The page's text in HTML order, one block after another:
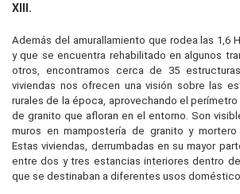
XIII.
Además del amurallamiento que rodea las 1,6
y que se encuentra rehabilitado en algunos
otros, encontramos cerca de 35
viviendas nos ofrecen una visión sobre las
rurales de la época, aprovechando el
de granito que afloran en el entorno. Son
muros en mampostería de granito y mortero
Estas viviendas, derrumbadas en su mayor
entre dos y tres estancias interiores dentro
que se destinaban a diferentes usos